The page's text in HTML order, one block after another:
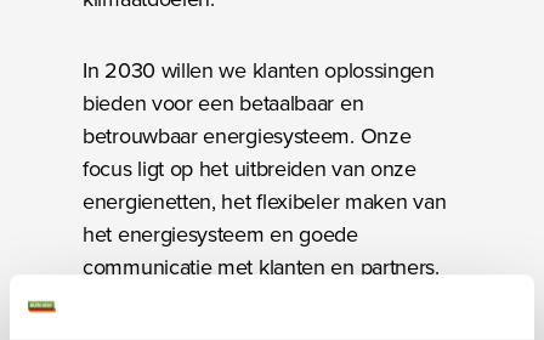
In 2030 willen we klanten oplossingen
bieden voor een betaalbaar en
betrouwbaar energiesysteem. Onze
focus ligt op het uitbreiden van onze
energienetten, het flexibeler maken van
het energiesysteem en goede
communicatie met klanten en partners.